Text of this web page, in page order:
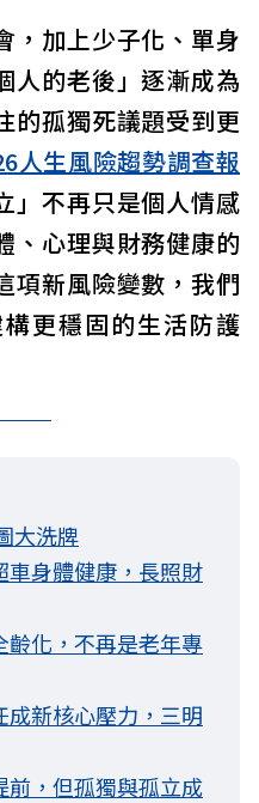
，加上少子化、單身
人的老後」逐漸成為
的孤獨死議題受到更
人生風險趨勢調查報
」不再只是個人情感
、心理與財務健康的
項新風險變數，我們
更穩固的生活防護
大洗牌
車身體健康，長照財
齡化，不再是老年專
新核心壓力，三明
，但孤獨與孤立成